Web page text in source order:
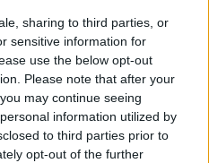
sharing to third parties, or
sensitive information for
use the below opt-out
Please note that after your
may continue seeing
information utilized by
to third parties prior to
opt-out of the further
termostati di nuova
nelle nostre case. Domani tutti
la macchina da caffè, la lavatrice
quantità di sapone sulla base
ha al suo interno
permette loro di far